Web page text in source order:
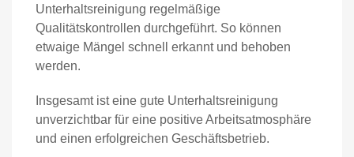
Unterhaltsreinigung regelmäßige
Qualitätskontrollen durchgeführt. So können
etwaige Mängel schnell erkannt und behoben
werden.
Insgesamt ist eine gute Unterhaltsreinigung
unverzichtbar für eine positive Arbeitsatmosphäre
und einen erfolgreichen Geschäftsbetrieb.